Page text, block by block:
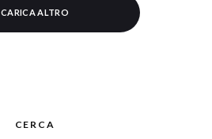
CARICA ALTRO
CERCA